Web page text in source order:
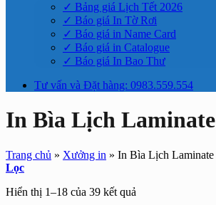
✓ Bảng giá Lịch Tết 2026
✓ Báo giá In Tờ Rơi
✓ Báo giá in Name Card
✓ Báo giá in Catalogue
✓ Báo giá In Bao Thư
Tư vấn và Đặt hàng: 0983.559.554
In Bìa Lịch Laminate
Trang chủ » Xưởng in » In Bìa Lịch Laminate
Lọc
Hiển thị 1–18 của 39 kết quả